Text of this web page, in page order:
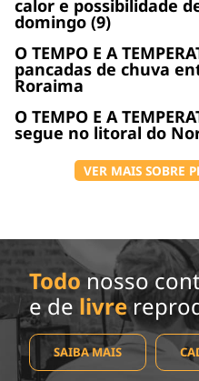
calor e possibilidade
domingo (9)
O TEMPO E A
pancadas de chuva
Roraima
O TEMPO E A
segue no litoral do
VER MAIS SOBRE
Todo nosso
e de livre
SAIBA MAIS